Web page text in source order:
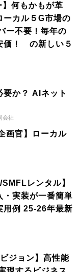
】何もかもが革
ーカル５G市場の
ー不要！毎年の
価！ の新しい５
要か？ AIネット
会社
画官】ローカル
レンタル】
実装が一番簡単
用例 25-26年最新
ジョン】高性能